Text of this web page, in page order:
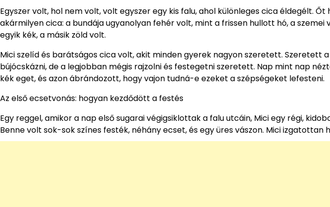
Egyszer volt, hol nem volt, volt egyszer egy kis falu, ahol különleges cica éldegélt.
akármilyen cica: a bundája ugyanolyan fehér volt, mint a frissen hullott hó, a szemei
egyik kék, a másik zöld volt.
Mici szelíd és barátságos cica volt, akit minden gyerek nagyon szeretett. Szeretett
bújócskázni, de a legjobban mégis rajzolni és festegetni szeretett. Nap mint nap
kék eget, és azon ábrándozott, hogy vajon tudná-e ezeket a szépségeket lefesteni.
Az első ecsetvonás: hogyan kezdődött a festés
Egy reggel, amikor a nap első sugarai végigsiklottak a falu utcáin, Mici egy régi,
Benne volt sok-sok színes festék, néhány ecset, és egy üres vászon. Mici izgatottan